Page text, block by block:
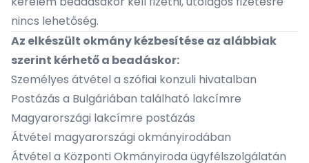
nincs lehetőség.
Az elkészült okmány kézbesítése az alábbiak
szerint kérhető a beadáskor:
Személyes átvétel a szófiai konzuli hivatalban
Postázás a Bulgáriában található lakcímre
Magyarországi lakcímre postázás
Átvétel magyarországi okmányirodában
Átvétel a Központi Okmányiroda ügyfélszolgálatán